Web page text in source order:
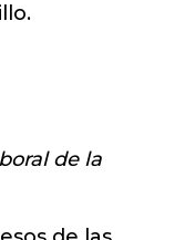
de la